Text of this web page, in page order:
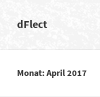
dFlect
Monat: April 2017